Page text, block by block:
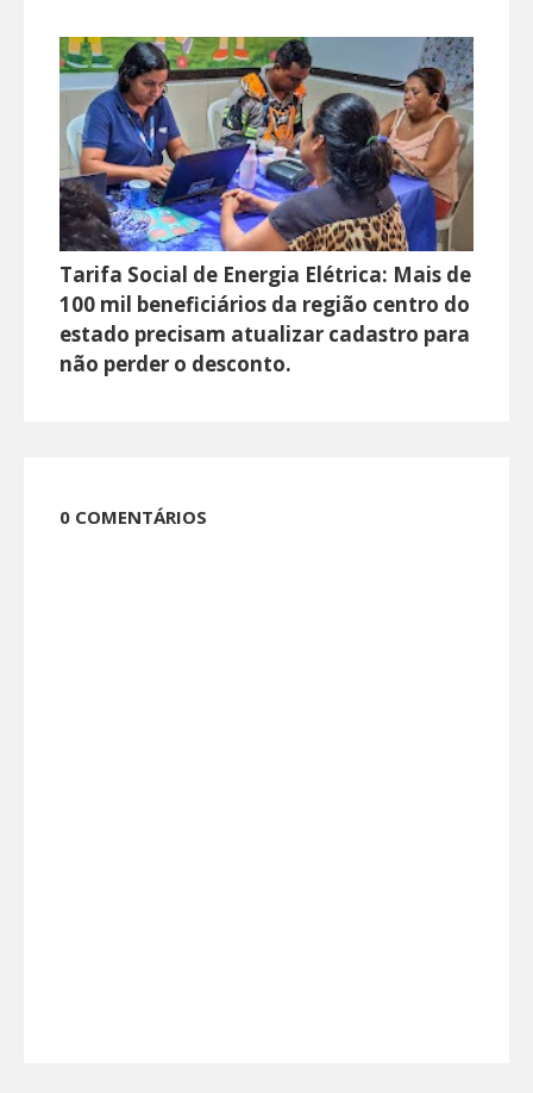
Tarifa Social de Energia Elétrica: Mais de
100 mil beneficiários da região centro do
estado precisam atualizar cadastro para
não perder o desconto.
0 COMENTÁRIOS